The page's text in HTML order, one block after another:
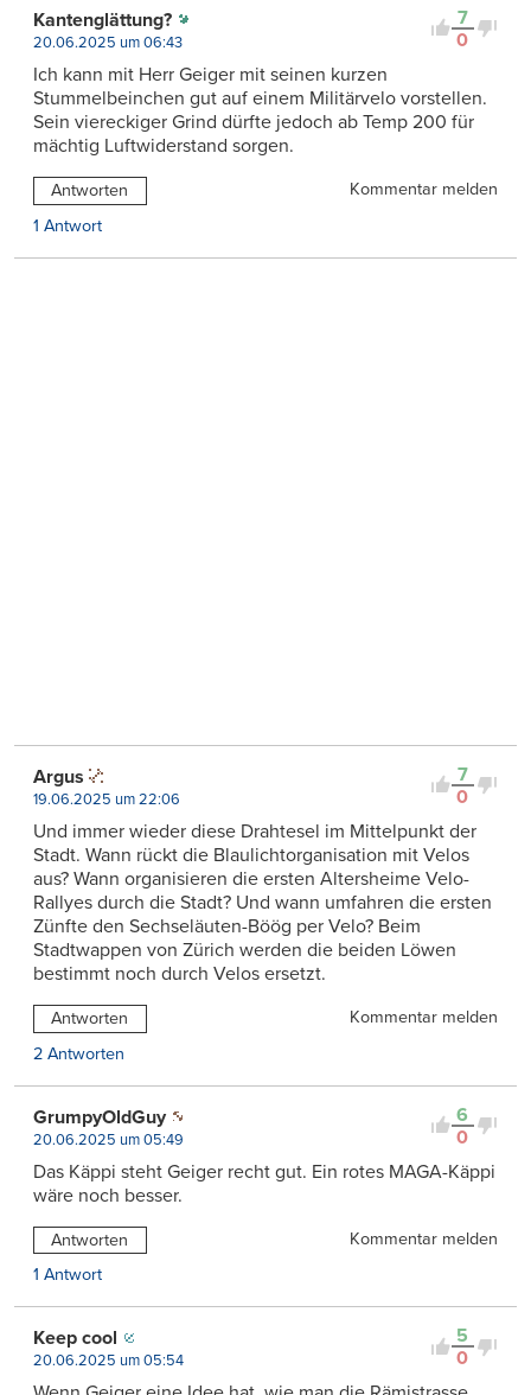
7
0
Kantenglättung?
20.06.2025 um 06:43
Ich kann mit Herr Geiger mit seinen kurzen
Stummelbeinchen gut auf einem Militärvelo vorstellen.
Sein viereckiger Grind dürfte jedoch ab Temp 200 für
mächtig Luftwiderstand sorgen.
Antworten
Kommentar melden
1 Antwort
7
0
Argus
19.06.2025 um 22:06
Und immer wieder diese Drahtesel im Mittelpunkt der
Stadt. Wann rückt die Blaulichtorganisation mit Velos
aus? Wann organisieren die ersten Altersheime Velo-
Rallyes durch die Stadt? Und wann umfahren die ersten
Zünfte den Sechseläuten-Böög per Velo? Beim
Stadtwappen von Zürich werden die beiden Löwen
bestimmt noch durch Velos ersetzt.
Antworten
Kommentar melden
2 Antworten
6
0
GrumpyOldGuy
20.06.2025 um 05:49
Das Käppi steht Geiger recht gut. Ein rotes MAGA-Käppi
wäre noch besser.
Antworten
Kommentar melden
1 Antwort
5
0
Keep cool
20.06.2025 um 05:54